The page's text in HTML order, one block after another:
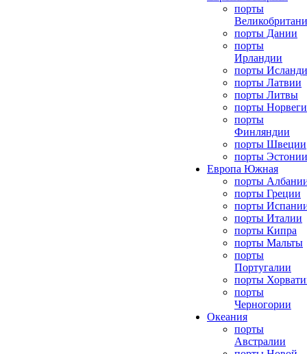
порты
порты Дании
порты
Ирландии
порты
порты Латвии
порты Литвы
порты
порты
Финляндии
порты Швеции
порты Эстонии
Европа Южная
порты
порты Греции
порты
порты Италии
порты Кипра
порты Мальты
порты
Португалии
порты
порты
Черногории
Океания
порты
Австралии